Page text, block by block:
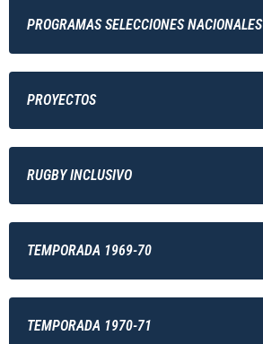
PROGRAMAS SELECCIONES NACIONALES
PROYECTOS
RUGBY INCLUSIVO
TEMPORADA 1969-70
TEMPORADA 1970-71